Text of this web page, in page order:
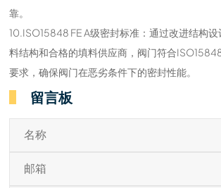
靠。
10.ISO15848 FE A级密封标准：通过改进结构
料结构和合格的填料供应商，阀门符合
要求，确保阀门在恶劣条件下的密封性能。
留言板